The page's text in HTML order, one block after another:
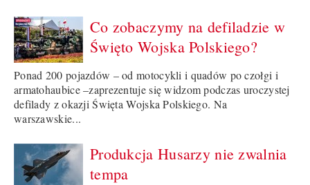
Co zobaczymy na defiladzie w
Święto Wojska Polskiego?
Ponad 200 pojazdów – od motocykli i quadów po czołgi i
armatohaubice –zaprezentuje się widzom podczas uroczystej
defilady z okazji Święta Wojska Polskiego. Na
warszawskie...
Produkcja Husarzy nie zwalnia
tempa